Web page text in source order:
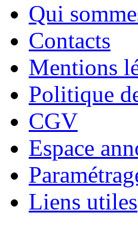
Qui
Contacts
Mentions
Politique
CGV
Espace
Liens utiles